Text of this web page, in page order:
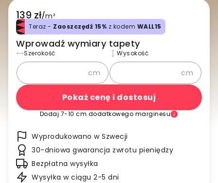
139 zł/m²
Teraz - Zaoszczędź 15% z kodem WALL15
Wprowadź wymiary tapety
Szerokość
cm
Wysokość
cm
Pokaż cenę i dostosuj
Dodaj 7-10 cm dodatkowego marginesu
Wyprodukowano w Szwecji
30-dniowa gwarancja zwrotu pieniędzy
Bezpłatna wysyłka
Wysyłka w ciągu 2-5 dni